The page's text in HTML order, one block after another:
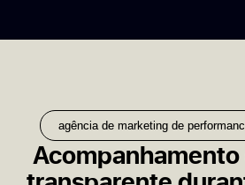
agência de marketing de